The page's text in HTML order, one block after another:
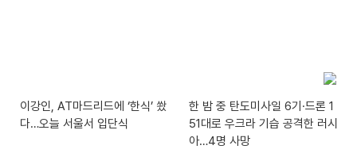
이강인, AT마드리드에 ‘한식’ 쐈
다…오늘 서울서 입단식
한 밤 중 탄도미사일 6기·드론 1
51대로 우크라 기습 공격한 러시
아…4명 사망